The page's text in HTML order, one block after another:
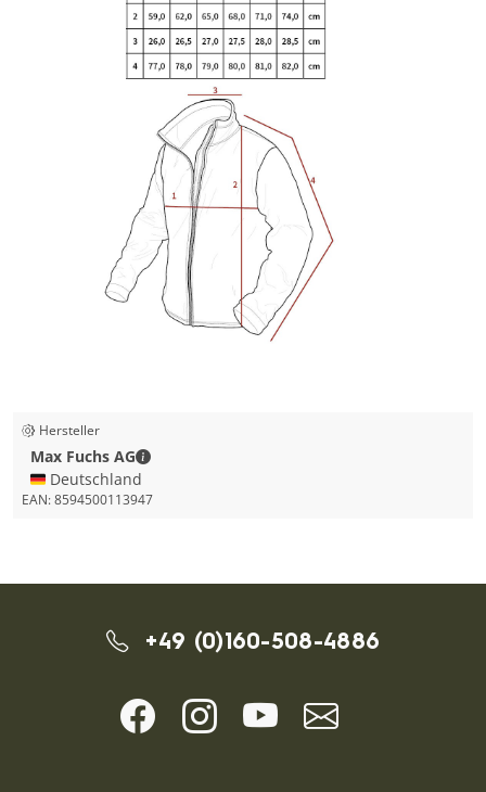
Hersteller
Max Fuchs AG
Max Fuchs AG - Kontaktdaten
🇩🇪 Deutschland
EAN:8594500113947
+49 (0)160-508-4886